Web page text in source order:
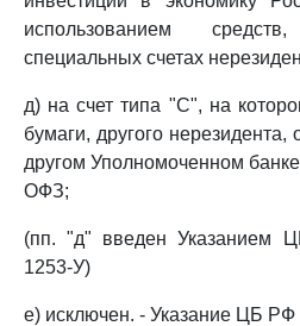
использованием
специальных счетах
д) на счет типа "С", на
бумаги, другого
другом Уполномоченном
ОФЗ;
(пп. "д" введен Указанием
1253-У)
е) исключен. - Указание ЦБ РФ